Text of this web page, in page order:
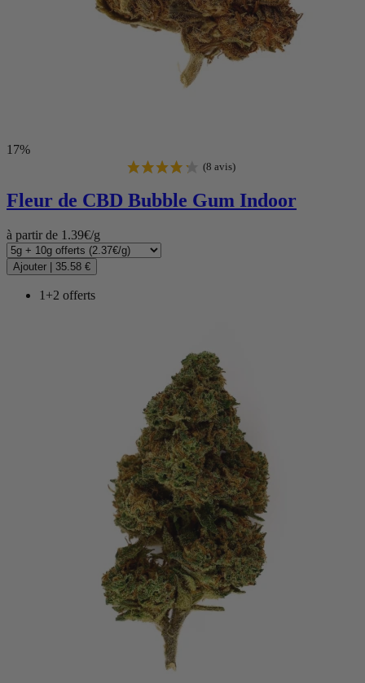
17%
Fleur de CBD Bubble Gum Indoor
à partir de 1.39€/g
Ajouter 35.58 €
1+2 offerts